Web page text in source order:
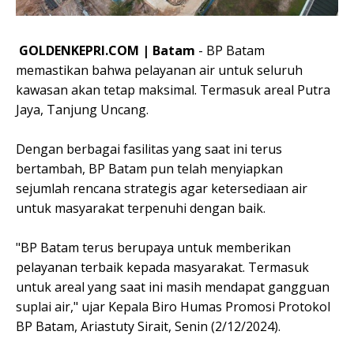
GOLDENKEPRI.COM | Batam - BP Batam
memastikan bahwa pelayanan air untuk seluruh
kawasan akan tetap maksimal. Termasuk areal Putra
Jaya, Tanjung Uncang.
Dengan berbagai fasilitas yang saat ini terus
bertambah, BP Batam pun telah menyiapkan
sejumlah rencana strategis agar ketersediaan air
untuk masyarakat terpenuhi dengan baik.
"BP Batam terus berupaya untuk memberikan
pelayanan terbaik kepada masyarakat. Termasuk
untuk areal yang saat ini masih mendapat gangguan
suplai air," ujar Kepala Biro Humas Promosi Protokol
BP Batam, Ariastuty Sirait, Senin (2/12/2024).